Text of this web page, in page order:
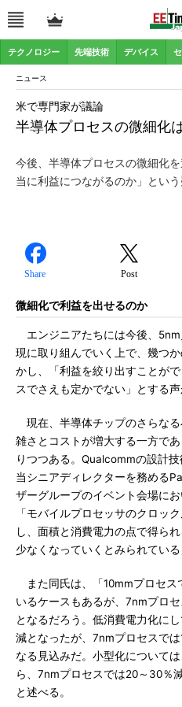
テクノロジー 先端技術 デバイス
ニュース
半導体プロセスの微細化
米で専門家が議論
今後、半導体プロセスの微細化
当に利益につながるのか」という
Share Post
微細化で利益を出せるのか
エンジニアたちには今後、
現に取り組んでいく上で、幾つ
かし、「利益を絞り出すことが
スでさえも定かでない」とする
現在、半導体チップのさらな
雑さとコストが増大する一方で
りつつある。Qualcommの設計
当シニアディレクターを務める
ザーグループのイベント会場に
「モバイルプロセッサのクロッ
し、面積と消費電力の点で得ら
少なくなっていくとみられている
また同氏は、「10mmプロセス
いるケースもあるが、7nmプロ
となるだろう。低消費電力化に
減となったが、7nmプロセスで
なる見込みだ。小型化について
ら、7nmプロセスでは20～30％
と述べる。